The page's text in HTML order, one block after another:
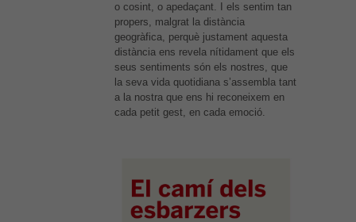
o cosint, o apedaçant. I els sentim tan
propers, malgrat la distància
geogràfica, perquè justament aquesta
distància ens revela nítidament que els
seus sentiments són els nostres, que
la seva vida quotidiana s’assembla tant
a la nostra que ens hi reconeixem en
cada petit gest, en cada emoció.